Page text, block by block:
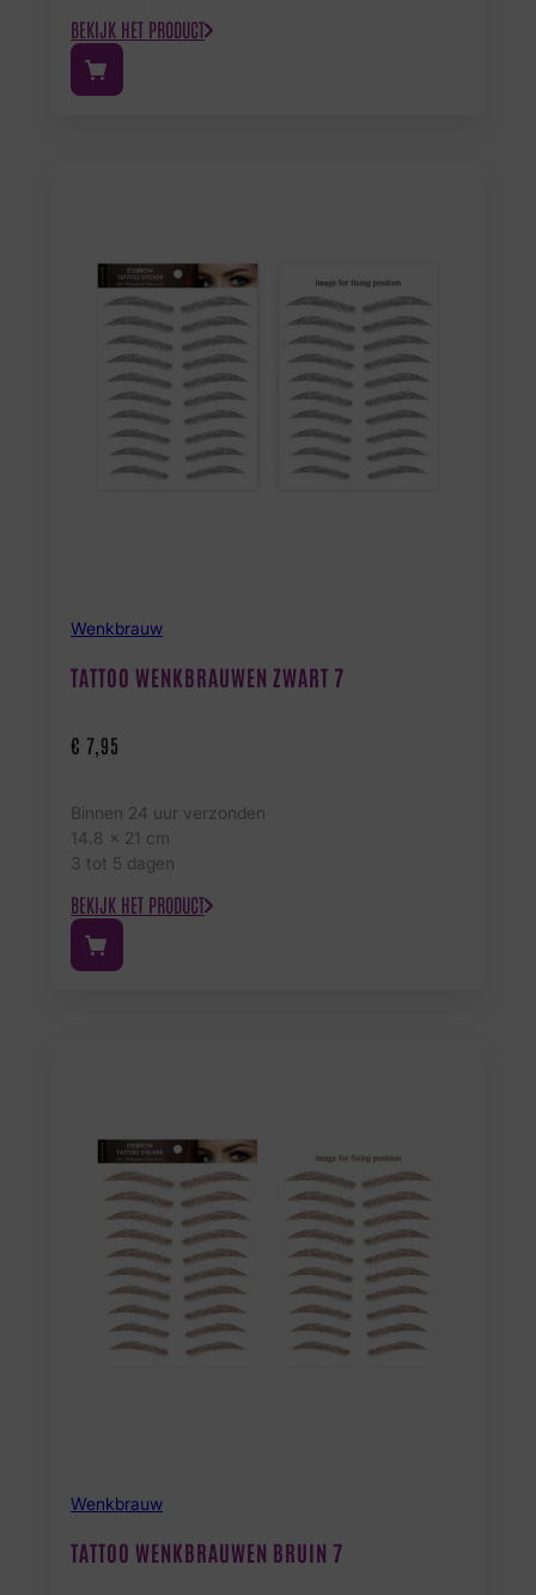
BEKIJK HET PRODUCT
Wenkbrauw
TATTOO WENKBRAUWEN ZWART 7
€ 7,95
Binnen 24 uur verzonden
14.8 x 21 cm
3 tot 5 dagen
BEKIJK HET PRODUCT
Wenkbrauw
TATTOO WENKBRAUWEN BRUIN 7